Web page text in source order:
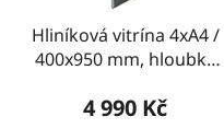
Hliníková vitrína 4xA4 /
400x950 mm, hloubka
strany
4 990 Kč